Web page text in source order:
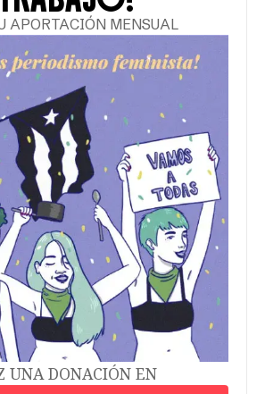
APORTACIÓN MENSUAL
UNA DONACIÓN EN